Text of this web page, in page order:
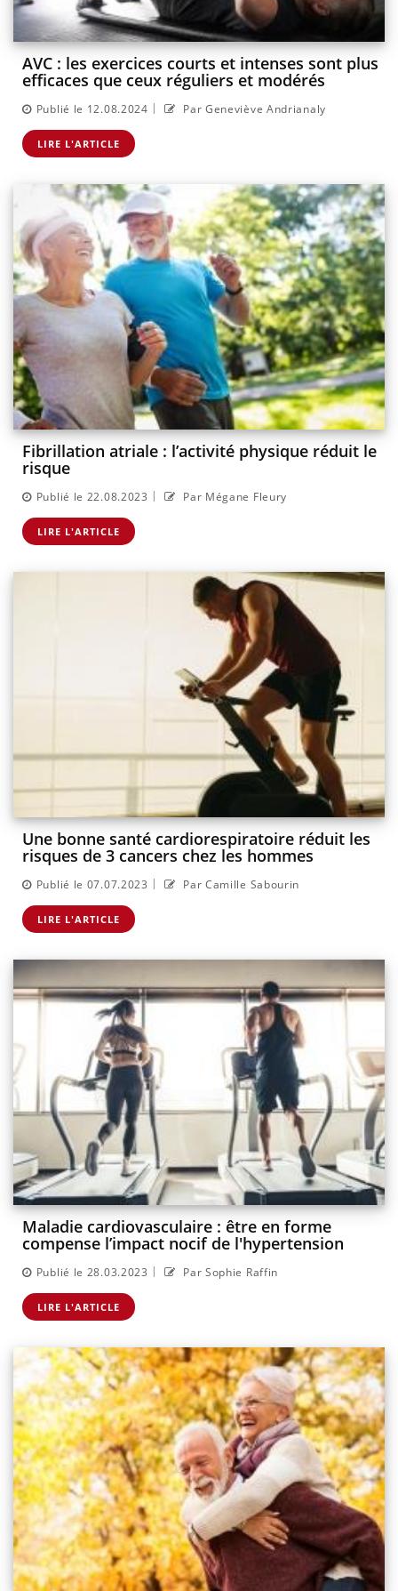
AVC : les exercices courts et intenses sont plus
efficaces que ceux réguliers et modérés
Publié le 12.08.2024 | Par Geneviève Andrianaly
LIRE L'ARTICLE
Fibrillation atriale : l’activité physique réduit le
risque
Publié le 22.08.2023 | Par Mégane Fleury
LIRE L'ARTICLE
Une bonne santé cardiorespiratoire réduit les
risques de 3 cancers chez les hommes
Publié le 07.07.2023 | Par Camille Sabourin
LIRE L'ARTICLE
Maladie cardiovasculaire : être en forme
compense l’impact nocif de l'hypertension
Publié le 28.03.2023 | Par Sophie Raffin
LIRE L'ARTICLE